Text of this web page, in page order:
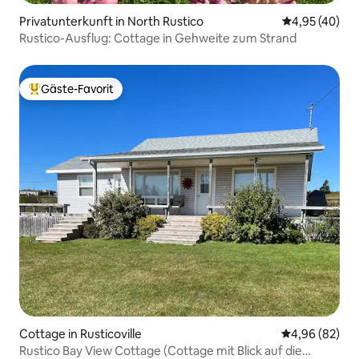
Privatunterkunft in North Rustico
4,95 (40)
Rustico-Ausflug: Cottage in Gehweite zum Strand
Beliebter Gäste-Favorit.
Gäste-Favorit
Cottage in Rusticoville
4,96 (82)
Rustico Bay View Cottage (Cottage mit Blick auf die